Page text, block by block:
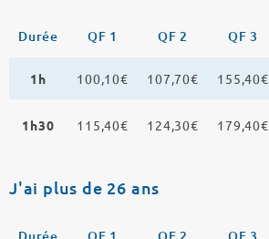
Durée QF 1 QF 2 QF 3
1h 100,10€ 107,70€ 155,40€
1h30 115,40€ 124,30€ 179,40€
J'ai plus de 26 ans